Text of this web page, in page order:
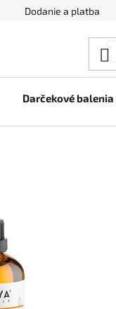
Dodanie a platba
Darčekové balenia